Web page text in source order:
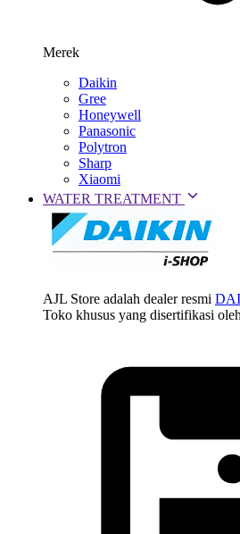
Merek
Daikin
Gree
Honeywell
Panasonic
Polytron
Sharp
Xiaomi
WATER TREATMENT
AJL Store adalah dealer resmi
Toko khusus yang disertifikasi